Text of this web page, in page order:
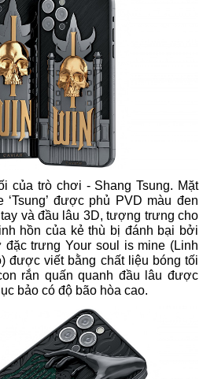
của trò chơi - Shang Tsung. Mặt
được phủ PVD màu đen
và đầu lâu 3D, tượng trưng cho
hồn của kẻ thù bị đánh bại bởi
đặc trưng Your soul is mine (Linh
được viết bằng chất liệu bóng tối
rắn quấn quanh đầu lâu được
bảo có độ bão hòa cao.